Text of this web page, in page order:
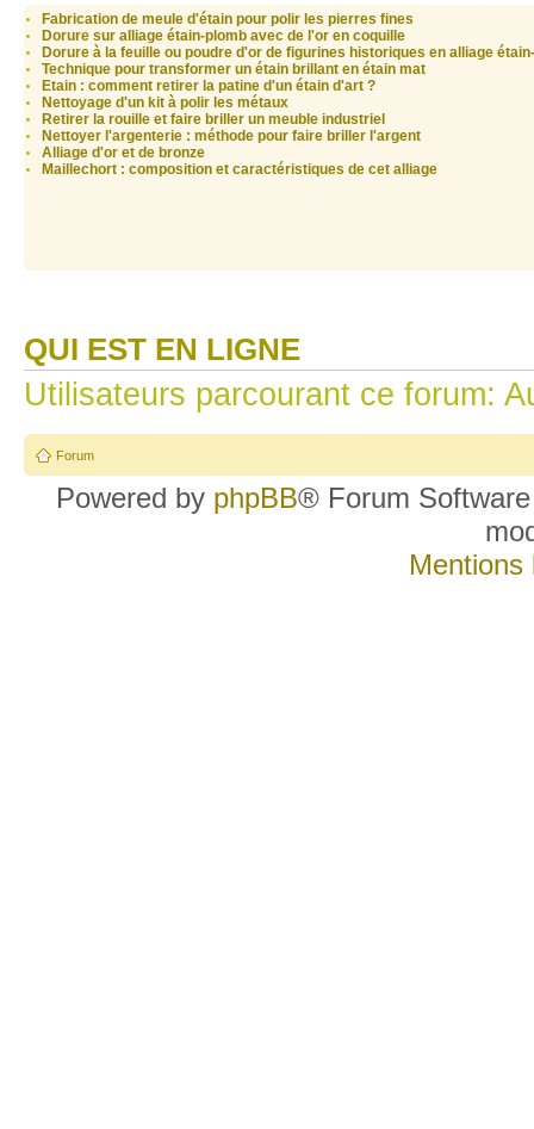
Fabrication de meule d'étain pour polir les pierres fines
Dorure sur alliage étain-plomb avec de l'or en coquille
Dorure à la feuille ou poudre d'or de figurines historiques en alliage
Technique pour transformer un étain brillant en étain mat
Etain : comment retirer la patine d'un étain d'art ?
Nettoyage d'un kit à polir les métaux
Retirer la rouille et faire briller un meuble industriel
Nettoyer l'argenterie : méthode pour faire briller l'argent
Alliage d'or et de bronze
Maillechort : composition et caractéristiques de cet alliage
QUI EST EN LIGNE
Utilisateurs parcourant ce forum:
Forum
Powered by phpBB® Forum
Mentions